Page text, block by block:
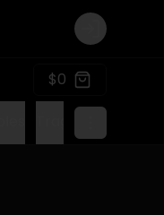
Login
$0